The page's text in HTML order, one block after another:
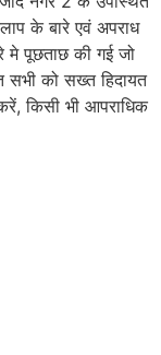
के बारे एवं अपराध
मे पूछताछ की गई जो
सभी को सख्त हिदायत
किसी भी आपराधिक